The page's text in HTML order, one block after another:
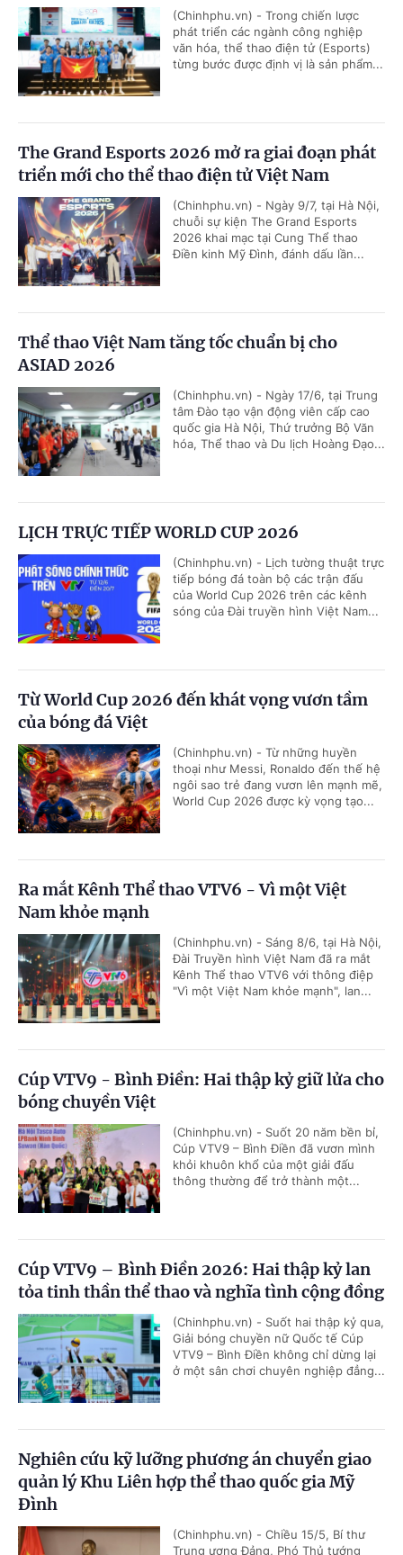
(Chinhphu.vn) - Trong chiến lược
phát triển các ngành công nghiệp
văn hóa, thể thao điện tử (Esports)
từng bước được định vị là sản phẩm...
The Grand Esports 2026 mở ra giai đoạn phát
triển mới cho thể thao điện tử Việt Nam
(Chinhphu.vn) - Ngày 9/7, tại Hà Nội,
chuỗi sự kiện The Grand Esports
2026 khai mạc tại Cung Thể thao
Điền kinh Mỹ Đình, đánh dấu lần...
Thể thao Việt Nam tăng tốc chuẩn bị cho
ASIAD 2026
(Chinhphu.vn) - Ngày 17/6, tại Trung
tâm Đào tạo vận động viên cấp cao
quốc gia Hà Nội, Thứ trưởng Bộ Văn
hóa, Thể thao và Du lịch Hoàng Đạo...
LỊCH TRỰC TIẾP WORLD CUP 2026
(Chinhphu.vn) - Lịch tường thuật trực
tiếp bóng đá toàn bộ các trận đấu
của World Cup 2026 trên các kênh
sóng của Đài truyền hình Việt Nam...
Từ World Cup 2026 đến khát vọng vươn tầm
của bóng đá Việt
(Chinhphu.vn) - Từ những huyền
thoại như Messi, Ronaldo đến thế hệ
ngôi sao trẻ đang vươn lên mạnh mẽ,
World Cup 2026 được kỳ vọng tạo...
Ra mắt Kênh Thể thao VTV6 - Vì một Việt
Nam khỏe mạnh
(Chinhphu.vn) - Sáng 8/6, tại Hà Nội,
Đài Truyền hình Việt Nam đã ra mắt
Kênh Thể thao VTV6 với thông điệp
"Vì một Việt Nam khỏe mạnh", lan...
Cúp VTV9 - Bình Điền: Hai thập kỷ giữ lửa cho
bóng chuyền Việt
(Chinhphu.vn) - Suốt 20 năm bền bỉ,
Cúp VTV9 – Bình Điền đã vươn mình
khỏi khuôn khổ của một giải đấu
thông thường để trở thành một...
Cúp VTV9 – Bình Điền 2026: Hai thập kỷ lan
tỏa tinh thần thể thao và nghĩa tình cộng đồng
(Chinhphu.vn) - Suốt hai thập kỷ qua,
Giải bóng chuyền nữ Quốc tế Cúp
VTV9 – Bình Điền không chỉ dừng lại
ở một sân chơi chuyên nghiệp đẳng...
Nghiên cứu kỹ lưỡng phương án chuyển giao
quản lý Khu Liên hợp thể thao quốc gia Mỹ
Đình
(Chinhphu.vn) - Chiều 15/5, Bí thư
Trung ương Đảng, Phó Thủ tướng